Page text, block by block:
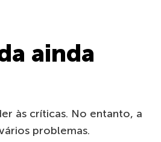
ainda
às críticas. No entanto, a
problemas.